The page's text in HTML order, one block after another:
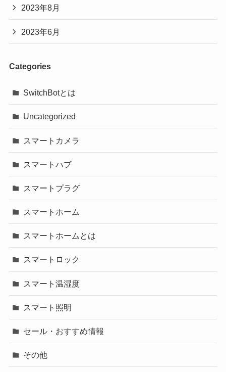
2023年8月
2023年6月
Categories
SwitchBotとは
Uncategorized
スマートカメラ
スマートハブ
スマートプラグ
スマートホーム
スマートホームとは
スマートロック
スマート温湿度
スマート照明
セール・おすすめ情報
その他